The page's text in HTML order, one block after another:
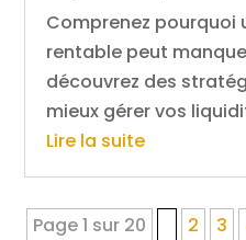
Comprenez pourquoi
rentable peut
découvrez des
mieux gérer vos
Lire la suite
Page 1 sur 20 2 3